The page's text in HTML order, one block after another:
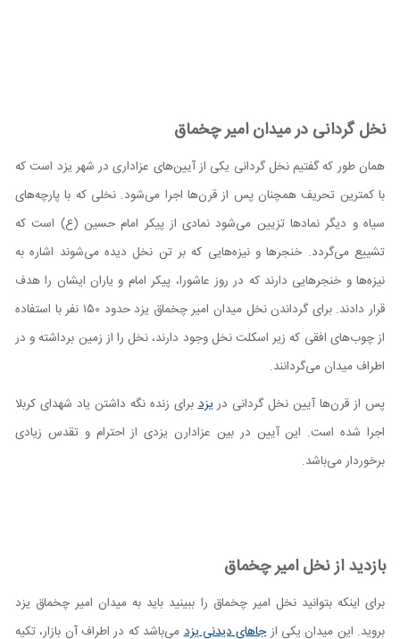
نخل گردانی در میدان امیر چخماق
همان‌ طور که گفتیم نخل گردانی یکی از آیین‌های عزاداری در شهر یزد است که
با کمترین تحریف همچنان پس از قرن‌ها اجرا می‌شود. نخلی که با پارچه‌های
سیاه و دیگر نماد‌ها تزیین می‌شود نمادی از پیکر امام حسین (ع) است که
تشییع می‌گردد. خنجر‌ها و نیزه‌هایی که بر تن نخل دیده می‌شوند اشاره به
نیزه‌ها و خنجر‌هایی دارند که در روز عاشورا، پیکر امام و یاران ایشان را هدف
قرار دادند. برای گرداندن نخل میدان امیر چخماق یزد حدود ۱۵۰ نفر با استفاده
از چوب‌های افقی که زیر اسکلت نخل وجود دارند، نخل را از زمین برداشته و در
اطراف میدان می‌گردانند.
پس از قرن‌ها آیین نخل گردانی در یزدبرای زنده نگه داشتن یاد شهدای کربلا
اجرا شده است. این آیین در بین عزادارن یزدی از احترام و تقدس زیادی
برخوردار می‌باشد.
بازدید از نخل امیر چخماق
برای اینکه بتوانید نخل امیر چخماق را ببینید باید به میدان امیر چخماق یزد
بروید. این میدان یکی ازجاهای دیدنی یزدمی‌باشد که در اطراف آن بازار، تکیه